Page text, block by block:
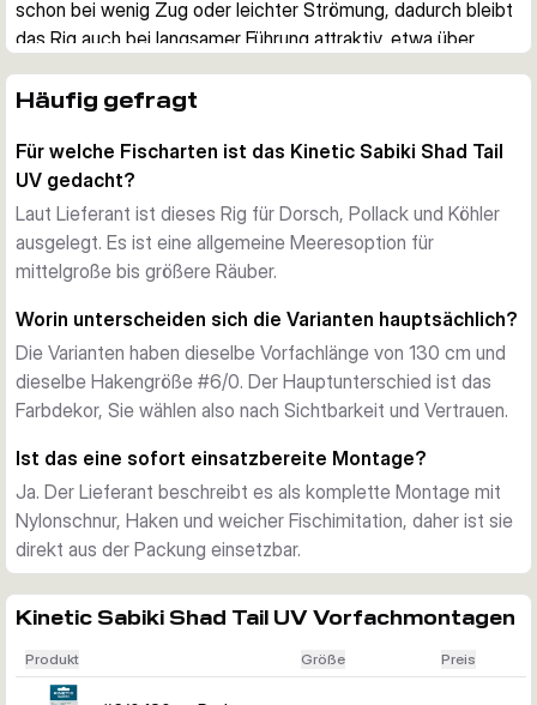
schon bei wenig Zug oder leichter Strömung, dadurch bleibt
das Rig auch bei langsamer Führung attraktiv, etwa über
Ringelschwanz für konstante Reize
Schwanz, der schon bei wenig Bewegung sauber spielt. Das
ist besonders nützlich, wenn die Fische vorsichtig sind, die
Drift schwach ausfällt oder der Köder bereits in der
Absinkphase und bei langsamer Führung Druck machen soll.
Als komplette Vorfachmontage einsatzbereit
Black-Nickel-Haken und Nylonschnur fertig montiert und
kann direkt aus der Packung gefischt werden. Das ist eine
praktische Lösung für Angler, die im Meer nicht jedes
Vorfach selbst binden möchten.
Laut Lieferant richtet sich diese Serie an Dorsch, Pollack und
Köhler. Die Vorfachlänge von 130 cm sorgt für eine
ausgewogene Präsentation beim allgemeinen Meeresangeln
vom Boot oder vom Ufer, dazu kommen Farbvarianten für
Auswahl nach Farbdekor
und dieselben Schnurdurchmesser. Der Hauptunterschied
liegt in der Farbe, so können Sie ein leuchtendes Glow-
Häufig gefragt
Für welche Fischarten ist das Kinetic Sabiki Shad Tail
UV gedacht?
Laut Lieferant ist dieses Rig für Dorsch, Pollack und Köhler
ausgelegt. Es ist eine allgemeine Meeresoption für
mittelgroße bis größere Räuber.
Worin unterscheiden sich die Varianten hauptsächlich?
Die Varianten haben dieselbe Vorfachlänge von 130 cm und
dieselbe Hakengröße #6/0. Der Hauptunterschied ist das
Farbdekor, Sie wählen also nach Sichtbarkeit und Vertrauen.
Ist das eine sofort einsatzbereite Montage?
Ja. Der Lieferant beschreibt es als komplette Montage mit
Nylonschnur, Haken und weicher Fischimitation, daher ist sie
direkt aus der Packung einsetzbar.
Kinetic Sabiki Shad Tail UV Vorfachmontagen
Produkt Größe Preis